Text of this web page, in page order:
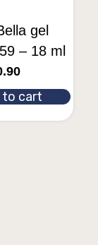
gel
– 18 ml
to cart